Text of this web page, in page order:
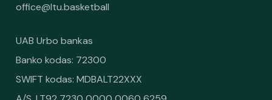
office@ltu.basketball
UAB Urbo bankas
Banko kodas: 72300
SWIFT kodas: MDBALT22XXX